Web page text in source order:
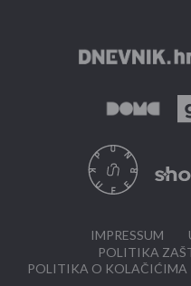
IMPRESSUM
POLITIKA
POLITIKA O KOLAČIĆIMA